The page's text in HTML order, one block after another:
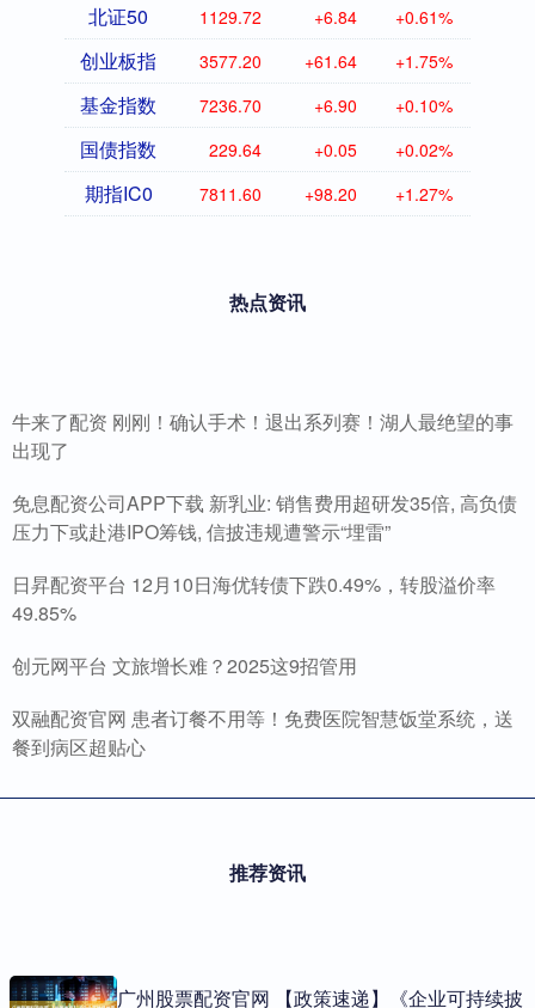
北证50 1129.72 +6.84 +0.61%
创业板指 3577.20 +61.64 +1.75%
基金指数 7236.70 +6.90 +0.10%
国债指数 229.64 +0.05 +0.02%
期指IC0 7811.60 +98.20 +1.27%
热点资讯
牛来了配资 刚刚！确认手术！退出系列赛！湖人最绝望的事
出现了
免息配资公司APP下载 新乳业: 销售费用超研发35倍, 高负债
压力下或赴港IPO筹钱, 信披违规遭警示“埋雷”
日昇配资平台 12月10日海优转债下跌0.49%，转股溢价率
49.85%
创元网平台 文旅增长难？2025这9招管用
双融配资官网 患者订餐不用等！免费医院智慧饭堂系统，送
餐到病区超贴心
推荐资讯
广州股票配资官网 【政策速递】《企业可持续披